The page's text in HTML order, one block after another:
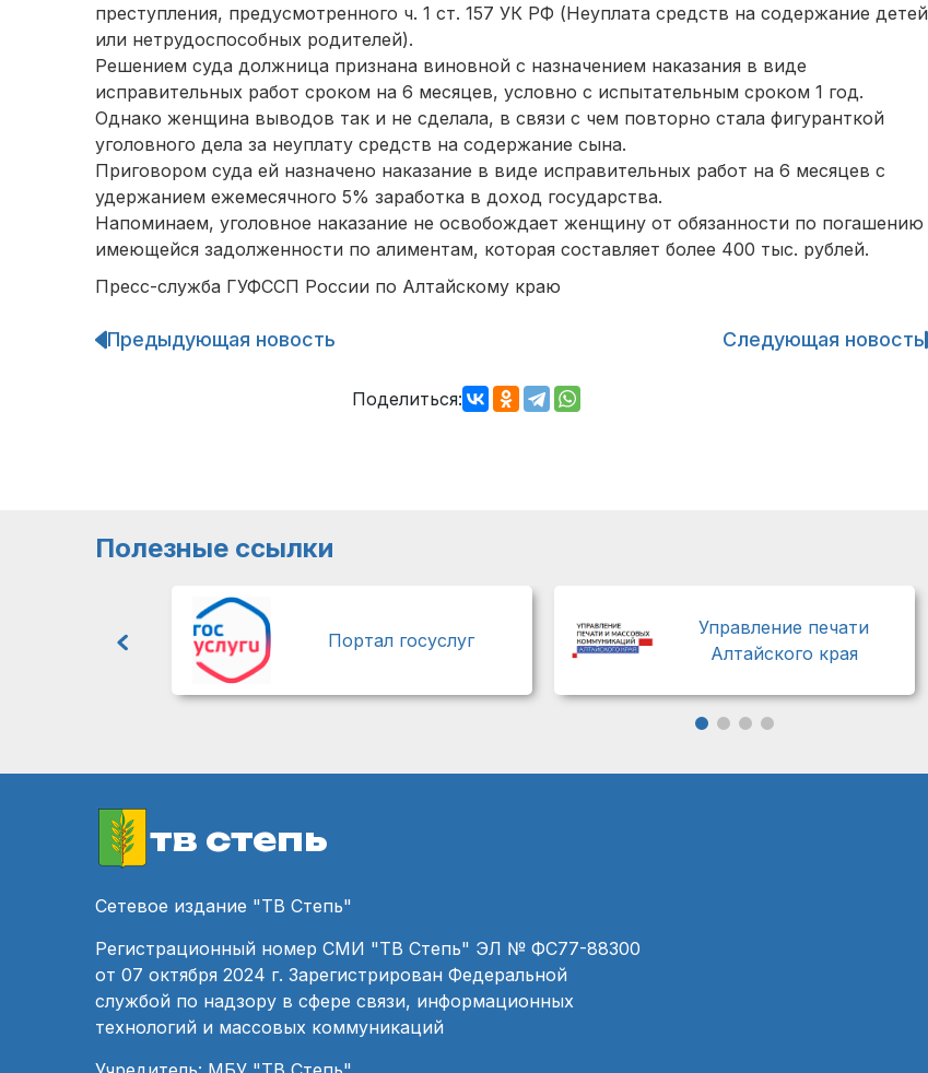
преступления, предусмотренного ч. 1 ст. 157 УК РФ (Неуплата средств на содержание детей
или нетрудоспособных родителей).
Решением суда должница признана виновной с назначением наказания в виде
исправительных работ сроком на 6 месяцев, условно с испытательным сроком 1 год.
Однако женщина выводов так и не сделала, в связи с чем повторно стала фигуранткой
уголовного дела за неуплату средств на содержание сына.
Приговором суда ей назначено наказание в виде исправительных работ на 6 месяцев с
удержанием ежемесячного 5% заработка в доход государства.
Напоминаем, уголовное наказание не освобождает женщину от обязанности по погашению
имеющейся задолженности по алиментам, которая составляет более 400 тыс. рублей.
Пресс-служба ГУФССП России по Алтайскому краю
Навигация
Предыдующая новость Следующая новость
Поделиться:
Полезные ссылки
Портал госуслуг
Управление печати
Алтайского края
тв степь
Сетевое издание "ТВ Степь"
Регистрационный номер СМИ "ТВ Степь" ЭЛ № ФС77-88300
от 07 октября 2024 г. Зарегистрирован Федеральной
службой по надзору в сфере связи, информационных
технологий и массовых коммуникаций